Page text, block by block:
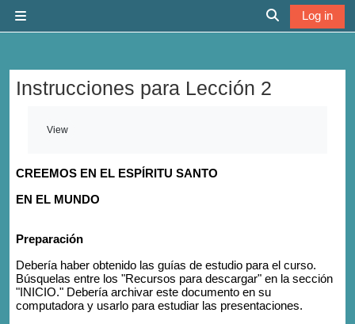
Toggle search
Log in
Instrucciones para Lección 2
View
CREEMOS EN EL ESPÍRITU SANTO
EN EL MUNDO
Preparación
Debería haber obtenido las guías de estudio para el curso.
Búsquelas entre los "Recursos para descargar" en la sección
"INICIO." Debería archivar este documento en su
computadora y usarlo para estudiar las presentaciones.